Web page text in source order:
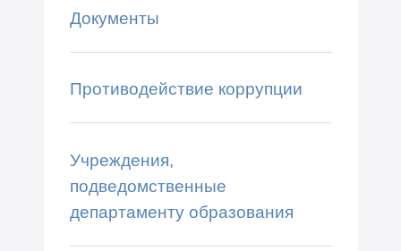
Документы
Противодействие коррупции
Учреждения,
подведомственные
департаменту образования